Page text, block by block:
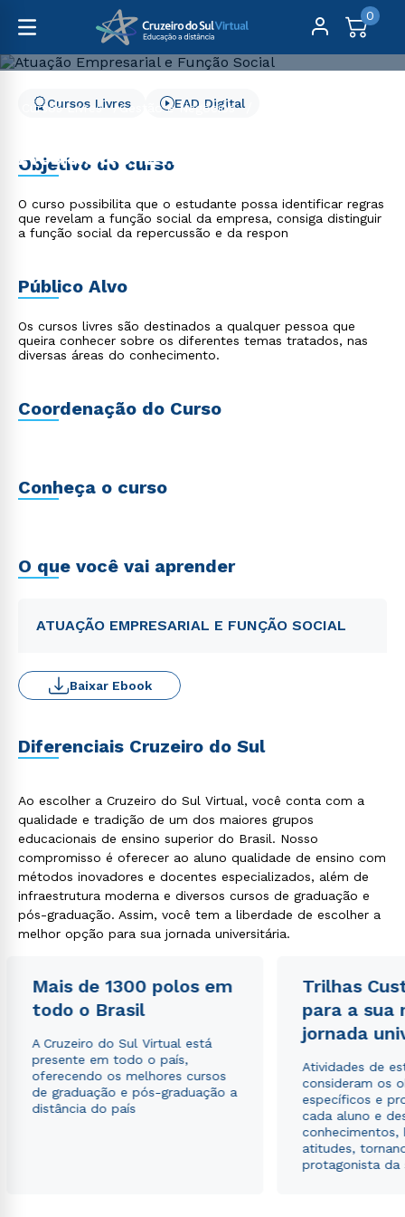
0
Cursos Livres
Gestão e Negócios
Atuação Empresarial e
Função Social
Cursos Livres EAD Digital
Objetivo do curso
O curso possibilita que o estudante possa identificar regras
que revelam a função social da empresa, consiga distinguir
a função social da repercussão e da respon
Público Alvo
Os cursos livres são destinados a qualquer pessoa que
queira conhecer sobre os diferentes temas tratados, nas
diversas áreas do conhecimento.
Coordenação do Curso
Conheça o curso
O que você vai aprender
ATUAÇÃO EMPRESARIAL E FUNÇÃO SOCIAL
Baixar Ebook
Diferenciais Cruzeiro do Sul
Ao escolher a Cruzeiro do Sul Virtual, você conta com a
qualidade e tradição de um dos maiores grupos
educacionais de ensino superior do Brasil. Nosso
compromisso é oferecer ao aluno qualidade de ensino com
métodos inovadores e docentes especializados, além de
infraestrutura moderna e diversos cursos de graduação e
pós-graduação. Assim, você tem a liberdade de escolher a
melhor opção para sua jornada universitária.
Mais de 1300 polos em
todo o Brasil
A Cruzeiro do Sul Virtual está
presente em todo o país,
oferecendo os melhores cursos
de graduação e pós-graduação a
distância do país
Trilhas
para a sua
jornada
Atividades de
consideram os
específicos e
cada aluno e
conhecimentos,
atitudes,
protagonista da